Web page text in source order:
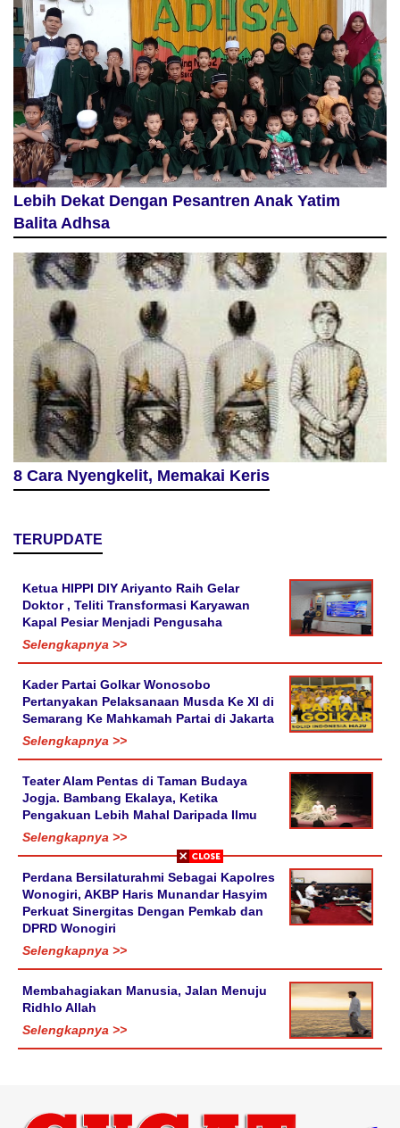
Lebih Dekat Dengan Pesantren Anak Yatim
Balita Adhsa
8 Cara Nyengkelit, Memakai Keris
TERUPDATE
Ketua HIPPI DIY Ariyanto Raih Gelar
Doktor , Teliti Transformasi Karyawan
Kapal Pesiar Menjadi Pengusaha
Selengkapnya >>
Kader Partai Golkar Wonosobo
Pertanyakan Pelaksanaan Musda Ke XI di
Semarang Ke Mahkamah Partai di Jakarta
Selengkapnya >>
Teater Alam Pentas di Taman Budaya
Jogja. Bambang Ekalaya, Ketika
Pengakuan Lebih Mahal Daripada Ilmu
Selengkapnya >>
Perdana Bersilaturahmi Sebagai Kapolres
Wonogiri, AKBP Haris Munandar Hasyim
Perkuat Sinergitas Dengan Pemkab dan
DPRD Wonogiri
Selengkapnya >>
Membahagiakan Manusia, Jalan Menuju
Ridhlo Allah
Selengkapnya >>